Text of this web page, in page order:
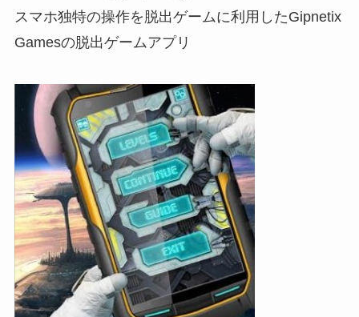
スマホ独特の操作を脱出ゲームに利用したGipnetix
Gamesの脱出ゲームアプリ